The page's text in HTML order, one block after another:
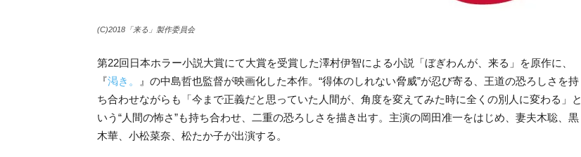
(C)2018「来る」製作委員会
第22回日本ホラー小説大賞にて大賞を受賞した澤村伊智による小説「ぼぎわんが、来る」を原作に、
『渇き。
』の中島哲也監督が映画化した本作。“得体のしれない脅威”が忍び寄る、王道の恐ろしさを持
ち合わせながらも「今まで正義だと思っていた人間が、角度を変えてみた時に全くの別人に変わる」と
いう“人間の怖さ”も持ち合わせ、二重の恐ろしさを描き出す。主演の岡田准一をはじめ、妻夫木聡、黒
木華、小松菜奈、松たか子が出演する。